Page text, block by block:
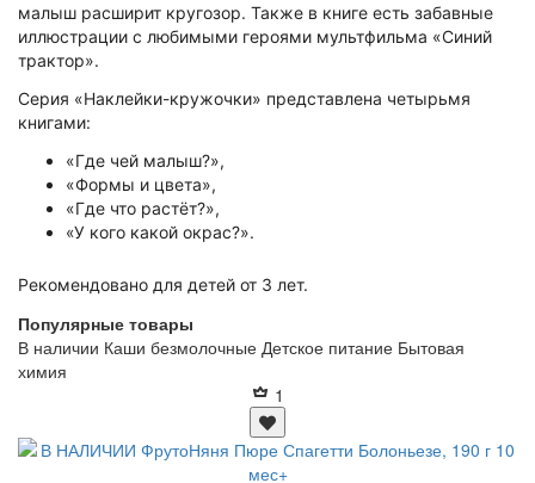
малыш расширит кругозор. Также в книге есть забавные
иллюстрации с любимыми героями мультфильма «Синий
трактор».
Серия «Наклейки-кружочки» представлена четырьмя
книгами:
«Где чей малыш?»,
«Формы и цвета»,
«Где что растёт?»,
«У кого какой окрас?».
Рекомендовано для детей от 3 лет.
Популярные товары
В наличии Каши безмолочные Детское питание Бытовая
химия
1